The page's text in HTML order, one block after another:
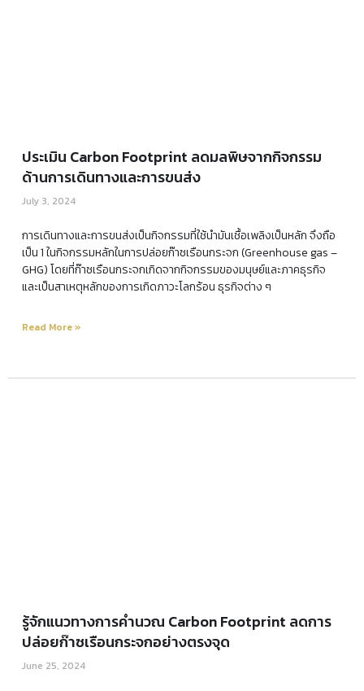
ประเมิน Carbon Footprint ลดมลพิษจากกิจกรรม
ด้านการเดินทางและการขนส่ง
July 3, 2024
การเดินทางและการขนส่งเป็นกิจกรรมที่ใช้นำมันเชื้อเพลิงเป็นหลัก จึงถือ
เป็น 1 ในกิจกรรมหลักในการปล่อยก๊าซเรือนกระจก (Greenhouse gas –
GHG) โดยที่ก๊าซเรือนกระจกเกิดจากกิจกรรมของมนุษย์และภาคธุรกิจ
และเป็นสาเหตุหลักของการเกิดภาวะโลกร้อน ธุรกิจต่าง ๆ
Read More »
รู้จักแนวทางการคำนวณ Carbon Footprint ลดการ
ปล่อยก๊าซเรือนกระจกอย่างตรงจุด
June 25, 2024